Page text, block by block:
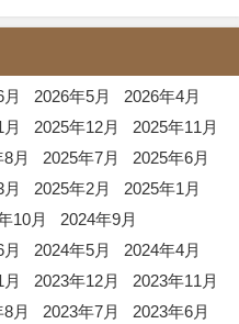
2026年5月
2026年4月
2025年12月
2025年11月
月 2025年7月
2025年6月
2025年2月
2025年1月
10月
2024年9月
2024年5月
2024年4月
2023年12月
2023年11月
月 2023年7月
2023年6月